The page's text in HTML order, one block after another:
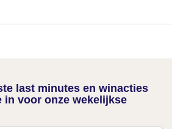
last minutes en winacties
in voor onze wekelijkse